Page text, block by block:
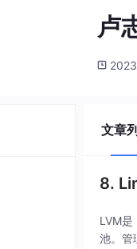
卢
文章
8.
LVM
池。管